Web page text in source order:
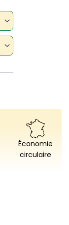
Économie
circulaire